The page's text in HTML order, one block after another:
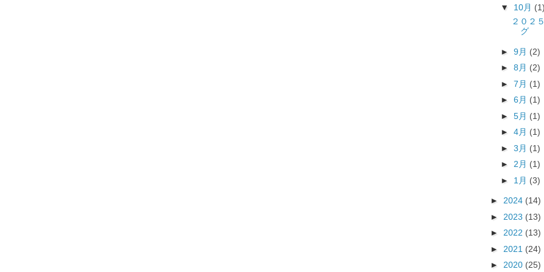
▼ 10月 (1)
２０２
グ
► 9月 (2)
► 8月 (2)
► 7月 (1)
► 6月 (1)
► 5月 (1)
► 4月 (1)
► 3月 (1)
► 2月 (1)
► 1月 (3)
► 2024 (14)
► 2023 (13)
► 2022 (13)
► 2021 (24)
► 2020 (25)